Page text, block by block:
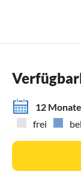
aus bequem
Ort sind es
Zingst liegt auf
eingebettet in
einem
ursprünglichen
Naturlandschaft
12
frei